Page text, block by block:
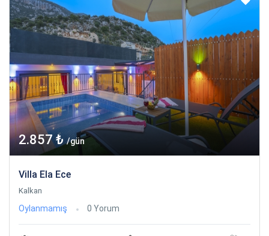
2.857 ₺/gün
Villa Ela Ece
Kalkan
Oylanmamış 0 Yorum